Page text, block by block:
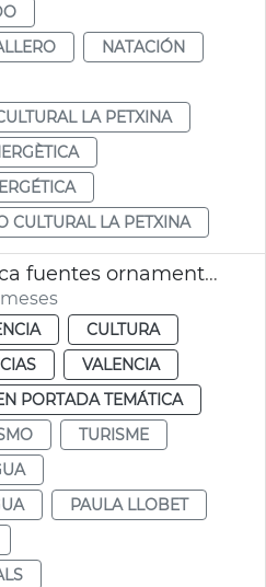
NATACIÓN
LA PETXINA
CULTURAL LA PETXINA
Nueva ruta turística fuentes ornamentales de Vlc
CULTURA
VALENCIA
PORTADA TEMÁTICA
TURISME
PAULA LLOBET